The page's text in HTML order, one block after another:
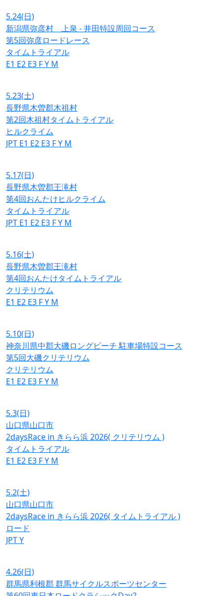
5.24(日)
新潟県弥彦村 上泉 - 井田特設周回コース
第5回弥彦ロードレース
タイムトライアル
E1 E2 E3 FY M
5.23(土)
長野県木曽郡木祖村
第2回木祖村タイムトライアル
ヒルクライム
JPT E1 E2 E3 FY M
5.17(日)
長野県木曽郡王滝村
第4回おんたけヒルクライム
タイムトライアル
JPT E1 E2 E3 FY M
5.16(土)
長野県木曽郡王滝村
第4回おんたけタイムトライアル
クリテリウム
E1 E2 E3 FY M
5.10(日)
神奈川県中郡大磯ロングビーチ 駐車場特設コース
第5回大磯クリテリウム
クリテリウム
E1 E2 E3 FY M
5.3(日)
山口県山口市
2daysRace in きらら浜 2026( クリテリウム )
タイムトライアル
E1 E2 E3 FY M
5.2(土)
山口県山口市
2daysRace in きらら浜 2026( タイムトライアル )
ロード
JPTY
4.26(日)
群馬県利根郡 群馬サイクルスポーツセンター